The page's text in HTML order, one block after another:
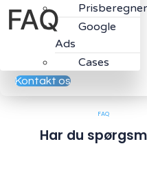
Prisberegner
Google
Ads
Cases
Kontakt os
FAQ
FAQ
Har du